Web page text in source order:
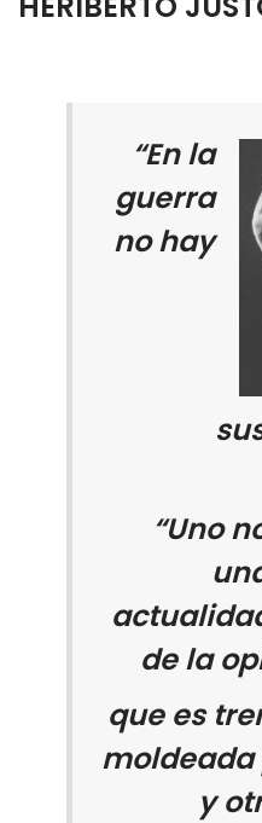
“En la
guerra
no hay
“Uno
de la
que es
moldeada
y